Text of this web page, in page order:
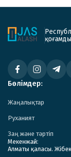
Бөлімдер:
Жаңалықтар
Руханият
Заң және тәртіп
Мекенжай:
Алматы қаласы.